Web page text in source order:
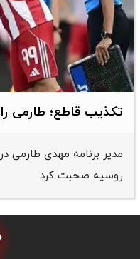
تکذیب قاطع؛‌ طارمی
مدیر برنامه مهدی طارمی
روسیه صحبت کرد.